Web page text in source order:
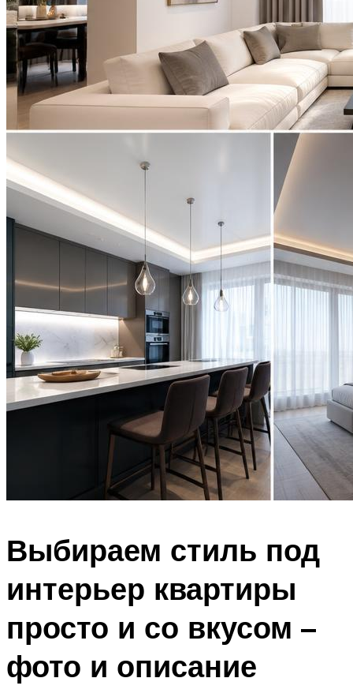
Выбираем стиль под
интерьер квартиры
просто и со вкусом –
фото и описание